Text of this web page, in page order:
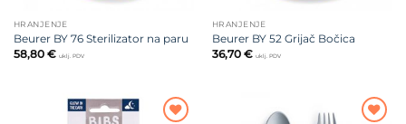
HRANJENJE
Beurer BY 76 Sterilizator na paru
58,80 € uklj. PDV
HRANJENJE
Beurer BY 52 Grijač Bočica
36,70 € uklj. PDV